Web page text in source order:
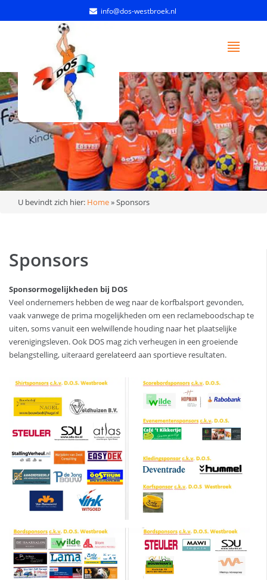
info@dos-westbroek.nl
U bevindt zich hier: Home»Sponsors
Sponsors
Sponsormogelijkheden bij DOS
Veel ondernemers hebben de weg naar de korfbalsport gevonden,
vaak vanwege de prima mogelijkheden om een reclameboodschap te
uiten, soms vanuit een welwillende houding naar het plaatselijke
verenigingsleven. Ook DOS mag zich verheugen in een groeiende
belangstelling, uiteraard gerelateerd aan sportieve resultaten.